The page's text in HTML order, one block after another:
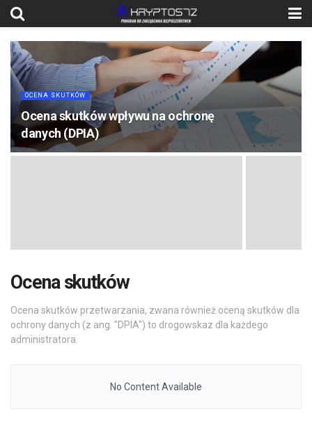
OCENA SKUTKÓW
Ocena skutków wpływu na ochronę
danych (DPIA)
Ocena skutków
Ocena skutków przetwarzania, zwana również oceną skutków dla
ochrony danych (z ang. "DPIA") to drogowskaz dla każdego
administratora.
No Content Available